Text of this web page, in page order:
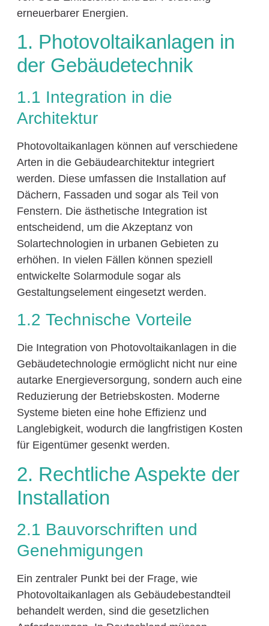
erneuerbarer Energien.
1. Photovoltaikanlagen in
der Gebäudetechnik
1.1 Integration in die
Architektur
Photovoltaikanlagen können auf verschiedene
Arten in die Gebäudearchitektur integriert
werden. Diese umfassen die Installation auf
Dächern, Fassaden und sogar als Teil von
Fenstern. Die ästhetische Integration ist
entscheidend, um die Akzeptanz von
Solartechnologien in urbanen Gebieten zu
erhöhen. In vielen Fällen können speziell
entwickelte Solarmodule sogar als
Gestaltungselement eingesetzt werden.
1.2 Technische Vorteile
Die Integration von Photovoltaikanlagen in die
Gebäudetechnologie ermöglicht nicht nur eine
autarke Energieversorgung, sondern auch eine
Reduzierung der Betriebskosten. Moderne
Systeme bieten eine hohe Effizienz und
Langlebigkeit, wodurch die langfristigen Kosten
für Eigentümer gesenkt werden.
2. Rechtliche Aspekte der
Installation
2.1 Bauvorschriften und
Genehmigungen
Ein zentraler Punkt bei der Frage, wie
Photovoltaikanlagen als Gebäudebestandteil
behandelt werden, sind die gesetzlichen